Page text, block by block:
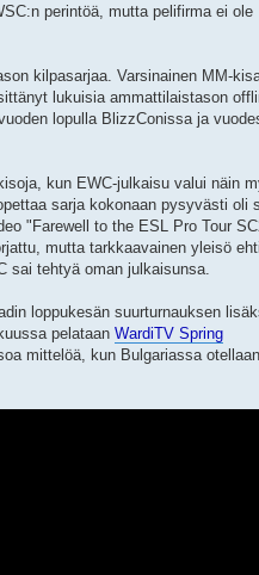
perintöä, mutta pelifirma ei ole
kilpasarjaa. Varsinainen MM-
lukuisia ammattilaistason
lopulla BlizzConissa ja
kun EWC-julkaisu valui näin
sarja kokonaan pysyvästi oli
"Farewell to the ESL Pro Tour
mutta tarkkaavainen yleisö ehti
sai tehtyä oman julkaisunsa.
loppukesän suurturnauksen
pelataan WardiTV Spring
mittelöä, kun Bulgariassa otellaan